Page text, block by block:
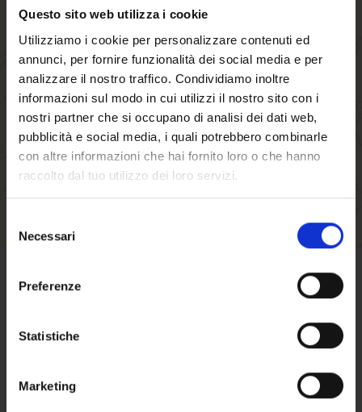
website. Are you of
legal drinking age?
Questo sito web utilizza i cookie
Utilizziamo i cookie per personalizzare contenuti ed
annunci, per fornire funzionalità dei social media e per
analizzare il nostro traffico. Condividiamo inoltre
informazioni sul modo in cui utilizzi il nostro sito con i
nostri partner che si occupano di analisi dei dati web,
pubblicità e social media, i quali potrebbero combinarle
con altre informazioni che hai fornito loro o che hanno
raccolto dal tuo utilizzo dei loro servizi.
delNecessari
Preferenze
Statistiche
Marketing
By creating an account with our store, you will
be able to move through the checkout process
faster, store multiple shipping addresses, view
and track your orders in your account and more.
CREATE AN ACCOUNT
Click hereto find out terms and conditions
Here theapproximate shipping costs